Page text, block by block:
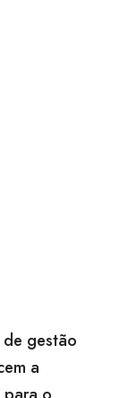
de gestão
a